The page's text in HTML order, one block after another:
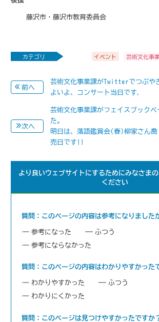
藤沢市・藤沢市教育委員会
カテゴリ イベント 芸術文化事
前へ
芸術文化事業課がTwitterでつぶや
よいよ、コンサート当日です.
次へ
芸術文化事業課がフェイスブックペ
た。
明日は、落語鑑賞会(春)柳家さん
売日です!!
より良いウェブサイトにするためにみなさま
ください
質問：このページの内容は参考になりました
参考になった
ふつう
参考にならなかった
質問：このページの内容はわかりやすかった
わかりやすかった
ふつう
わかりにくかった
質問：このページは見つけやすかったですか